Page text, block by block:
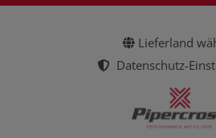
Lieferland
Datenschutz-